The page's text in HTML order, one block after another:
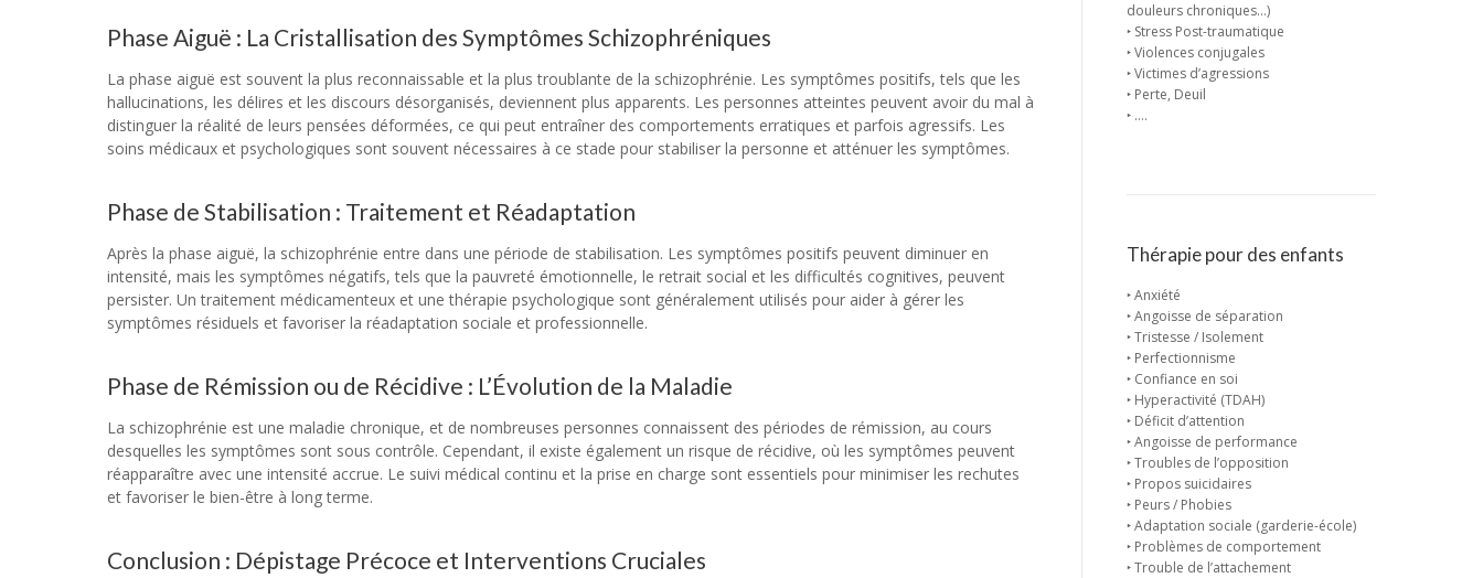
Phase Aiguë : La Cristallisation des Symptômes Schizophréniques
La phase aiguë est souvent la plus reconnaissable et la plus troublante de la schizophrénie. Les symptômes positifs, tels que les
hallucinations, les délires et les discours désorganisés, deviennent plus apparents. Les personnes atteintes peuvent avoir du mal à
distinguer la réalité de leurs pensées déformées, ce qui peut entraîner des comportements erratiques et parfois agressifs. Les
soins médicaux et psychologiques sont souvent nécessaires à ce stade pour stabiliser la personne et atténuer les symptômes.
Phase de Stabilisation : Traitement et Réadaptation
Après la phase aiguë, la schizophrénie entre dans une période de stabilisation. Les symptômes positifs peuvent diminuer en
intensité, mais les symptômes négatifs, tels que la pauvreté émotionnelle, le retrait social et les difficultés cognitives, peuvent
persister. Un traitement médicamenteux et une thérapie psychologique sont généralement utilisés pour aider à gérer les
symptômes résiduels et favoriser la réadaptation sociale et professionnelle.
Phase de Rémission ou de Récidive : L’Évolution de la Maladie
La schizophrénie est une maladie chronique, et de nombreuses personnes connaissent des périodes de rémission, au cours
desquelles les symptômes sont sous contrôle. Cependant, il existe également un risque de récidive, où les symptômes peuvent
réapparaître avec une intensité accrue. Le suivi médical continu et la prise en charge sont essentiels pour minimiser les rechutes
et favoriser le bien-être à long terme.
Conclusion : Dépistage Précoce et Interventions Cruciales
douleurs chroniques…)
‣ Stress Post-traumatique
‣ Violences conjugales
‣ Victimes d’agressions
‣ Perte, Deuil
‣ ….
Thérapie pour des enfants
‣ Anxiété
‣ Angoisse de séparation
‣ Tristesse / Isolement
‣ Perfectionnisme
‣ Confiance en soi
‣ Hyperactivité (TDAH)
‣ Déficit d’attention
‣ Angoisse de performance
‣ Troubles de l’opposition
‣ Propos suicidaires
‣ Peurs / Phobies
‣ Adaptation sociale (garderie-école)
‣ Problèmes de comportement
‣ Trouble de l’attachement